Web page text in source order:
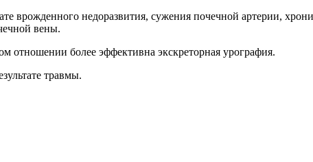
врожденного недоразвития, сужения почечной артерии,
вены.
отношении более эффективна экскреторная урография.
травмы.